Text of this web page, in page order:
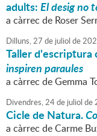
adults:El desig no
a càrrec de Roser
Dilluns,27 de juliol de
Taller d'escriptura
inspiren paraules
a càrrec de Gemma
Divendres,24de juliol de
Cicle de Natura.
a càrrec de Carme